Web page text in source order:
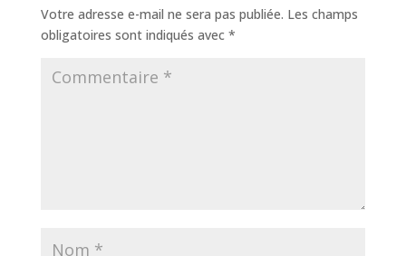
Votre adresse e-mail ne sera pas publiée. Les champs
obligatoires sont indiqués avec *